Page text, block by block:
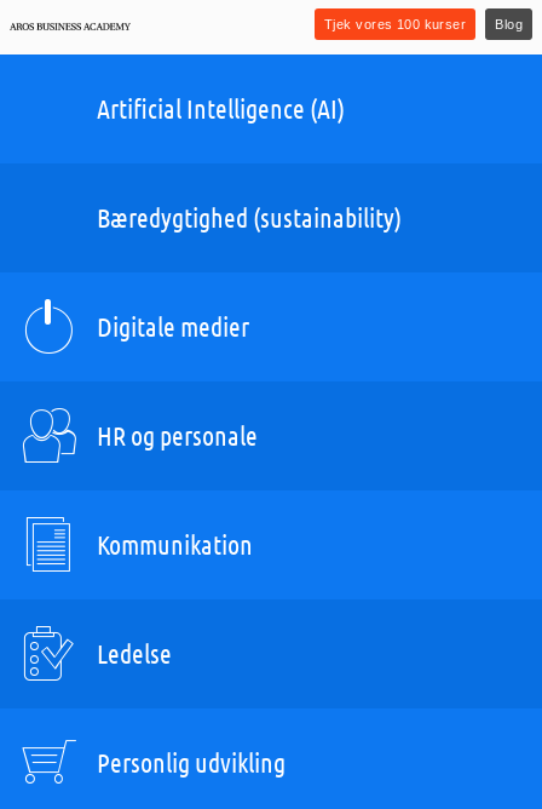
Tjek vores 100 kurser Blog
Artificial Intelligence (AI)
Bæredygtighed (sustainability)
Digitale medier
HR og personale
Kommunikation
Ledelse
Personlig udvikling